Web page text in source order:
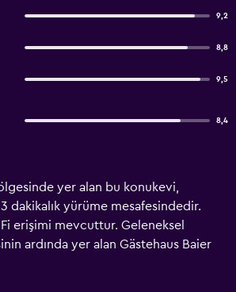
9,2
8,8
9,5
8,4
yer alan bu konukevi,
dakikalık yürüme mesafesindedir.
erişimi mevcuttur. Geleneksel
ardında yer alan Gästehaus Baier
TV içeren odalar sunmaktadır.
spa olanakları arasında sauna